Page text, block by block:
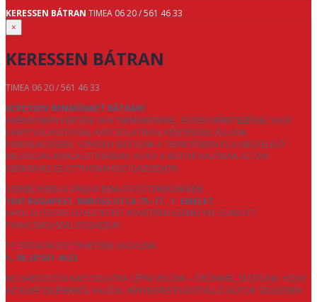
KERESSEN BÁTRAN TIMEA 06 20 / 561 46 33
×
KERESSEN BÁTRAN
TIMEA 06 20 / 561 46 33
KERESSEN BENNÜNKET BÁTRAN!
AMENNYIBEN KÉRDÉSE VAN TERMÉKEINKKEL, EGYEDI MÉRETEZÉSSEL VAGY
KÁRPITVÁLASZTÁSSAL KAPCSOLATBAN, KÉSZSÉGGEL ÁLLUNK
RENDELKEZÉSÉRE. SZÍVESEN SEGÍTÜNK A TERVEZÉSBEN ÉS A MEGFELELŐ
MEGOLDÁS KIVÁLASZTÁSÁBAN, HOGY A BÚTOR VALÓBAN AZ ÖN
IGÉNYEIHEZ ÉS OTTHONÁHOZ IGAZODJON.
SZEMÉLYESEN IS VÁRJUK BEMUTATÓTERMÜNKBEN:
1047 BUDAPEST, BAROSS UTCA 75–77., 1. EMELET,
AHOL ELŐZETES EGYEZTETÉST KÖVETŐEN SZEMÉLYRE SZABOTT
TANÁCSADÁSSAL FOGADJUK.
TELEFONON IS ELÉRHETŐEK VAGYUNK:
📞 06 20 561 4633
NE HABOZZON KAPCSOLATBA LÉPNI VELÜNK – ÖRÖMMEL SEGÍTÜNK, HOGY
AZ ELKÉPZELÉSEKBŐL VALÓDI, KÉNYELMES ÉS IDŐTÁLLÓ BÚTOR SZÜLESSEN.